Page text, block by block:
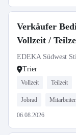
Verkäufer
Vollzeit /
EDEKA Südwest
Trier
Vollzeit Teilzeit
Jobrad
06.08.2026